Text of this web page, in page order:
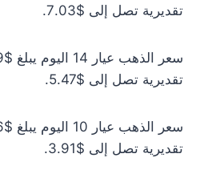
تقديرية تصل إلى $7.03.
تقديرية تصل إلى $5.47.
تقديرية تصل إلى $3.91.